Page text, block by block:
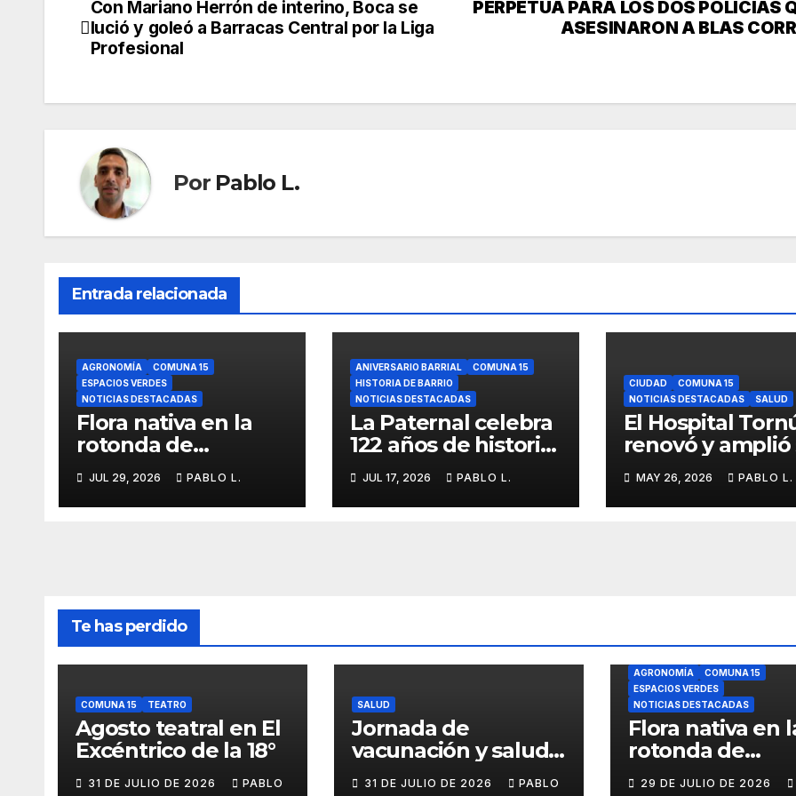
Navegación
de
PERPETUA PARA LOS DOS POLICÍAS
ASESINARON A BLAS
Con Mariano Herrón de interino, Boca se
lució y goleó a Barracas Central por la Liga
Profesional
Por Pablo L.
Entrada relacionada
AGRONOMÍA
COMUNA 15
ESPACIOS VERDES
NOTICIAS DESTACADAS
Flora nativa en la
rotonda de
JUL 29, 2026 PABLO L.
ANIVERSARIO BARRIAL
COMUNA 15
HISTORIA DE BARRIO
NOTICIAS DESTACADAS
La Paternal celebra
122 años de historia,
memoria barrial
JUL 17, 2026 PABLO L.
CIUDAD
COMUNA 15
NOTICIAS DESTACADAS
SALUD
El Hospital
renovó y amplió
Anatomía
Patológica en
MAY 26, 2026 PABLO L.
Te has perdido
COMUNA 15 TEATRO
Agosto teatral en El
Excéntrico de la 18°
31 DE JULIO DE 2026 PABLO
SALUD
Jornada de
vacunación y salud
31 DE JULIO DE 2026 PABLO
AGRONOMÍA
COMUNA 15
ESPACIOS VERDES
NOTICIAS DESTACADAS
Flora nativa en
rotonda de
29 DE JULIO DE 2026